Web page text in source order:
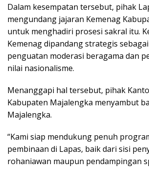
Dalam kesempatan tersebut, pihak
mengundang jajaran Kemenag
untuk menghadiri prosesi sakral itu.
Kemenag dipandang strategis
penguatan moderasi beragama dan
nilai nasionalisme.
Menanggapi hal tersebut, pihak
Kabupaten Majalengka menyambut
Majalengka.
“Kami siap mendukung penuh
pembinaan di Lapas, baik dari sisi
rohaniawan maupun pendampingan